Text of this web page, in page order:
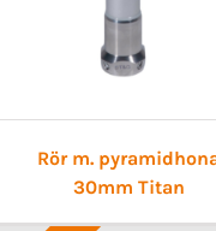
Rör m.
30mm Titan